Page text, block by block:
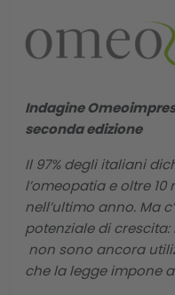
Indagine
seconda edizione
Il 97% degli italiani
l’omeopatia e oltre
nell’ultimo anno. Ma
potenziale di
non sono ancora
che la legge impone